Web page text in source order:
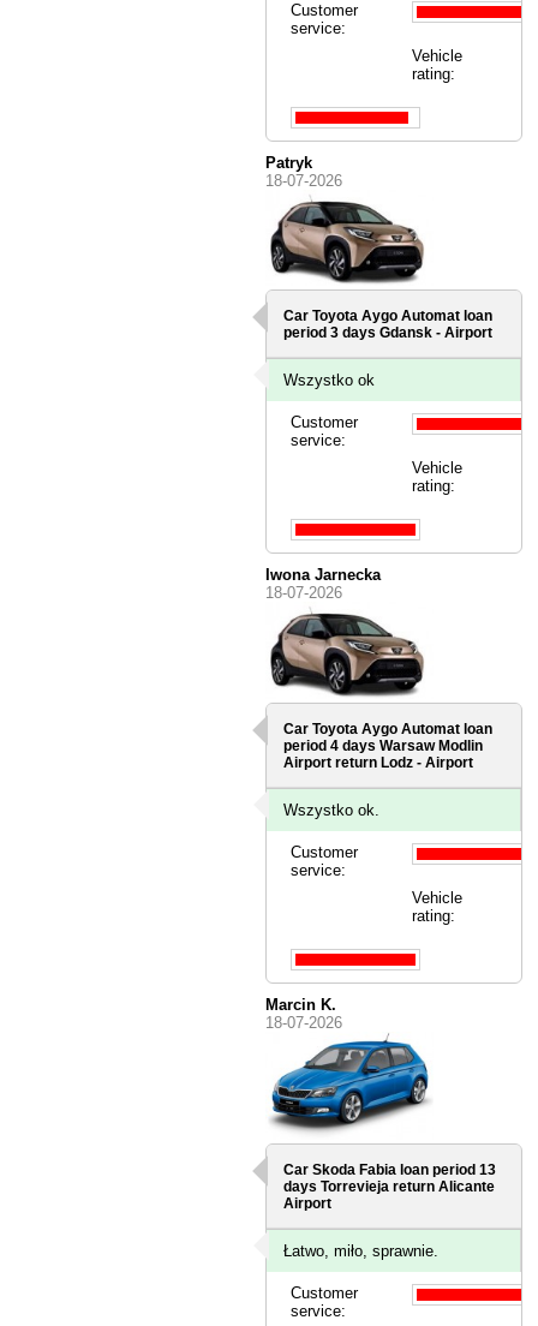
Customer
service:
Vehicle
rating:
Patryk
18-07-2026
Car Toyota Aygo Automat loan
period 3 daysGdansk - Airport
Wszystko ok
Customer
service:
Vehicle
rating:
Iwona Jarnecka
18-07-2026
Car Toyota Aygo Automat loan
period 4 daysWarsaw Modlin
Airport return Lodz - Airport
Wszystko ok.
Customer
service:
Vehicle
rating:
Marcin K.
18-07-2026
Car Skoda Fabia loan period 13
daysTorrevieja return Alicante
Airport
Łatwo, miło, sprawnie.
Customer
service: